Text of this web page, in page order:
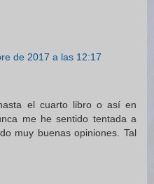
de 2017 a las 12:17
el cuarto libro o así en
me he sentido tentada a
muy buenas opiniones. Tal